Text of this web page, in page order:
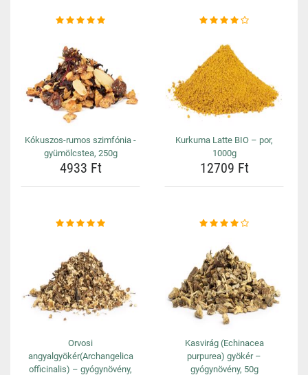
Kókuszos-rumos szimfónia -
gyümölcstea, 250g
4933 Ft
Kurkuma Latte BIO – por,
1000g
12709 Ft
Orvosi
angyalgyökér(Archangelica
officinalis) – gyógynövény,
Kasvirág (Echinacea
purpurea) gyökér –
gyógynövény, 50g